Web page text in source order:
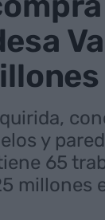
y
65
millones